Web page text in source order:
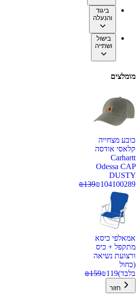
ביגוד
והנעלה
בישול
ושתייה
מומלצים
כובע מצחייה
קלאסי אודסה
Carhartt
Odessa CAP
DUSTY
100289
₪104
₪139
אמאלפי כיסא
מתקפל + כיס
ורצועת נשיאה
(כחול
בלבד)
₪119
₪159
חזור